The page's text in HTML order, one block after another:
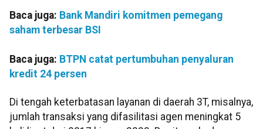
Baca juga: Bank Mandiri komitmen pemegang
saham terbesar BSI
Baca juga: BTPN catat pertumbuhan penyaluran
kredit 24 persen
Di tengah keterbatasan layanan di daerah 3T, misalnya,
jumlah transaksi yang difasilitasi agen meningkat 5